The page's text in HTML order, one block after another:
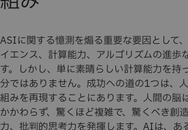
ASIに関する憶測を煽る重要な要因として
イエンス、計算能力、アルゴリズムの進歩
す。しかし、単に素晴らしい計算能力を持
分ではありません。成功への道の1つは、
組みを再現することにあります。人間の脳
かかわらず、驚くほど複雑で、驚くべき創
力、批判的思考力を発揮します。AIは、あ